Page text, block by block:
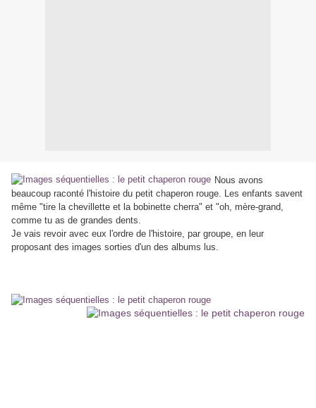
Nous avons
beaucoup raconté l'histoire du petit chaperon rouge. Les enfants savent
même "tire la chevillette et la bobinette cherra" et "oh, mère-grand,
comme tu as de grandes dents.
Je vais revoir avec eux l'ordre de l'histoire, par groupe, en leur
proposant des images sorties d'un des albums lus.